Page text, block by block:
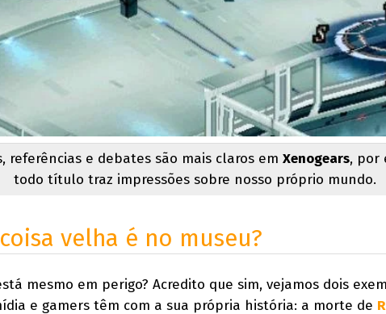
referências e debates são mais claros em Xenogears, por
todo título traz impressões sobre nosso próprio mundo.
velha é no museu?
mesmo em perigo? Acredito que sim, vejamos dois
e gamers têm com a sua própria história: a morte de